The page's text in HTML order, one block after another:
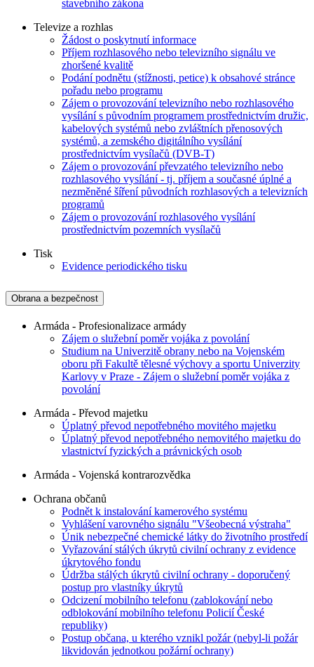
stavebního zákona
Televize a rozhlas
Žádost o poskytnutí informace
Příjem rozhlasového nebo televizního signálu ve
zhoršené kvalitě
Podání podnětu (stížnosti, petice) k obsahové stránce
pořadu nebo programu
Zájem o provozování televizního nebo rozhlasového
vysílání s původním programem prostřednictvím družic,
kabelových systémů nebo zvláštních přenosových
systémů, a zemského digitálního vysílání
prostřednictvím vysílačů (DVB-T)
Zájem o provozování převzatého televizního nebo
rozhlasového vysílání - tj. příjem a současné úplné a
nezměněné šíření původních rozhlasových a televizních
programů
Zájem o provozování rozhlasového vysílání
prostřednictvím pozemních vysílačů
Tisk
Evidence periodického tisku
Obrana a bezpečnost
Armáda - Profesionalizace armády
Zájem o služební poměr vojáka z povolání
Studium na Univerzitě obrany nebo na Vojenském
oboru při Fakultě tělesné výchovy a sportu Univerzity
Karlovy v Praze - Zájem o služební poměr vojáka z
povolání
Armáda - Převod majetku
Úplatný převod nepotřebného movitého majetku
Úplatný převod nepotřebného nemovitého majetku do
vlastnictví fyzických a právnických osob
Armáda - Vojenská kontrarozvědka
Ochrana občanů
Podnět k instalování kamerového systému
Vyhlášení varovného signálu "Všeobecná výstraha"
Únik nebezpečné chemické látky do životního prostředí
Vyřazování stálých úkrytů civilní ochrany z evidence
úkrytového fondu
Údržba stálých úkrytů civilní ochrany - doporučený
postup pro vlastníky úkrytů
Odcizení mobilního telefonu (zablokování nebo
odblokování mobilního telefonu Policií České
republiky)
Postup občana, u kterého vznikl požár (nebyl-li požár
likvidován jednotkou požární ochrany)